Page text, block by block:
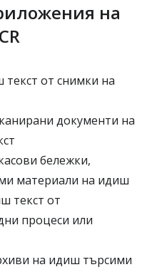
на
от снимки на
документи на
бележки,
материали на идиш
текст от
процеси или
на идиш търсими